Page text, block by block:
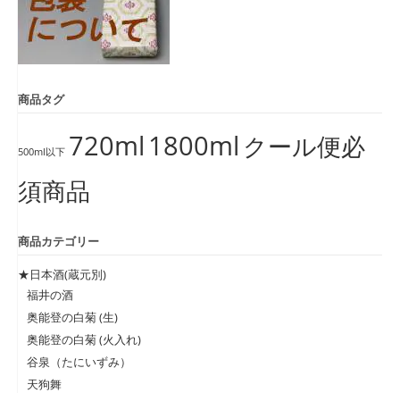
商品タグ
500ml以下 720ml 1800ml クール便必
須商品
商品カテゴリー
★日本酒(蔵元別)
福井の酒
奥能登の白菊 (生)
奥能登の白菊 (火入れ)
谷泉（たにいずみ）
天狗舞